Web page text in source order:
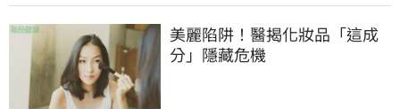
美麗陷阱！醫揭化妝品「這成
分」隱藏危機